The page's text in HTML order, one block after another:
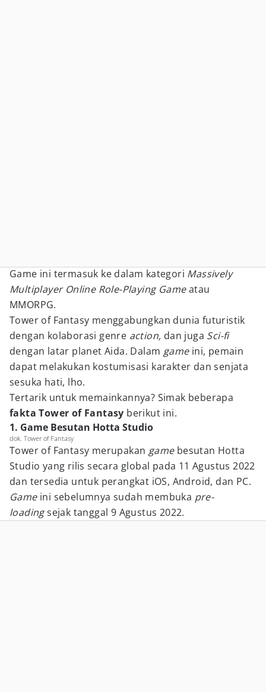
Game ini termasuk ke dalam kategori Massively
Multiplayer Online Role-Playing Gameatau
MMORPG.
Tower of Fantasy menggabungkan dunia futuristik
dengan kolaborasi genre action, dan juga Sci-fi
dengan latar planet Aida. Dalam game ini, pemain
dapat melakukan kostumisasi karakter dan senjata
sesuka hati, lho.
Tertarik untuk memainkannya? Simak beberapa
fakta Tower of Fantasy berikut ini.
1. Game Besutan Hotta Studio
dok. Tower of Fantasy
Tower of Fantasy merupakan game besutan Hotta
Studio yang rilis secara global pada 11 Agustus 2022
dan tersedia untuk perangkat iOS, Android, dan PC.
Game ini sebelumnya sudah membuka pre-
loadingsejak tanggal 9 Agustus 2022.